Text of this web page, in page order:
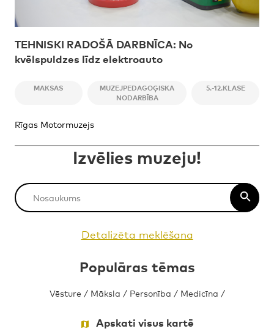
TEHNISKI RADOŠĀ DARBNĪCA: No
kvēlspuldzes līdz elektroauto
MAKSAS
MUZEJPEDAGOĢISKA
NODARBĪBA
5.-12.KLASE
Rīgas Motormuzejs
Izvēlies muzeju!
Detalizēta meklēšana
Populāras tēmas
Vēsture / Māksla / Personība / Medicīna /
Apskati visus kartē